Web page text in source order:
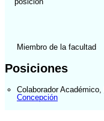
Miembro de la facultad
Posiciones
Colaborador Académico
Concepción